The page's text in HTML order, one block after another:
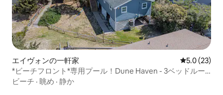
エイヴォンの一軒家 レビュー23
5.0 (23)
*ビーチフロント*専用プール！Dune Haven - 3ベッドルー
ム、2バスルーム
ビーチ · 眺め · 静か